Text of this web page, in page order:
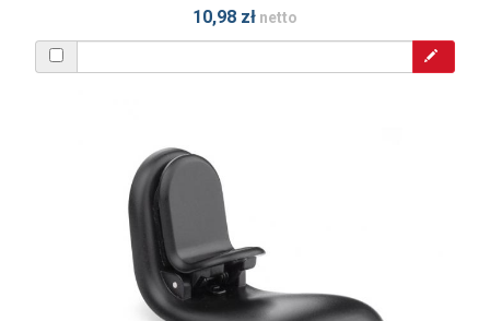
10,98 zł netto